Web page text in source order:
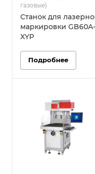
газовые)
Станок для
маркировки GB60A-
XYP
Подробнее